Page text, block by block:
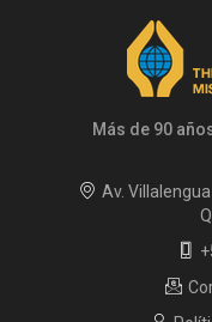
Más de 90
Av.